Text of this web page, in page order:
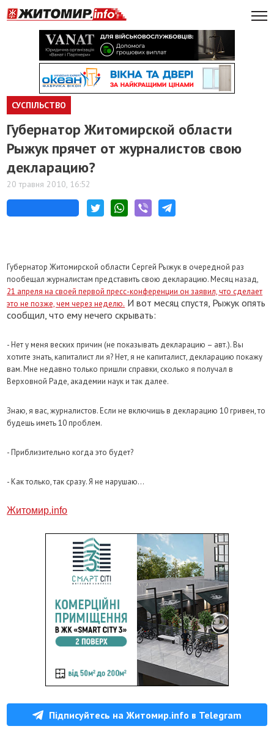
СУСПІЛЬСТВО
Губернатор Житомирской области
Рыжук прячет от журналистов свою
декларацию?
20 травня 2010, 16:52
Губернатор Житомирской области Сергей Рыжук в очередной раз
пообещал журналистам представить свою декларацию. Месяц назад,
21 апреля на своей первой пресс-конференции он заявил, что сделает
это не позже, чем через неделю. И вот месяц спустя, Рыжук опять
сообщил, что ему нечего скрывать:
- Нет у меня веских причин (не показывать декларацию – авт.). Вы
хотите знать, капиталист ли я? Нет, я не капиталист, декларацию покажу
вам. Мне недавно только пришли справки, сколько я получал в
Верховной Раде, академии наук и так далее.
Знаю, я вас, журналистов. Если не включишь в декларацию 10 гривен, то
будешь иметь 10 проблем.
- Приблизительно когда это будет?
- Как только, так сразу. Я не нарушаю…
Житомир.info
Підписуйтесь на Житомир.info в Telegram